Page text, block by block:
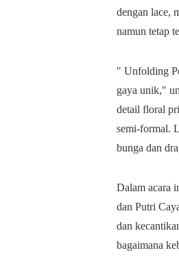
dengan lace,
namun tetap
" Unfolding
gaya unik,"
detail floral
semi-formal.
bunga dan
Dalam acara
dan Putri
dan
bagaimana